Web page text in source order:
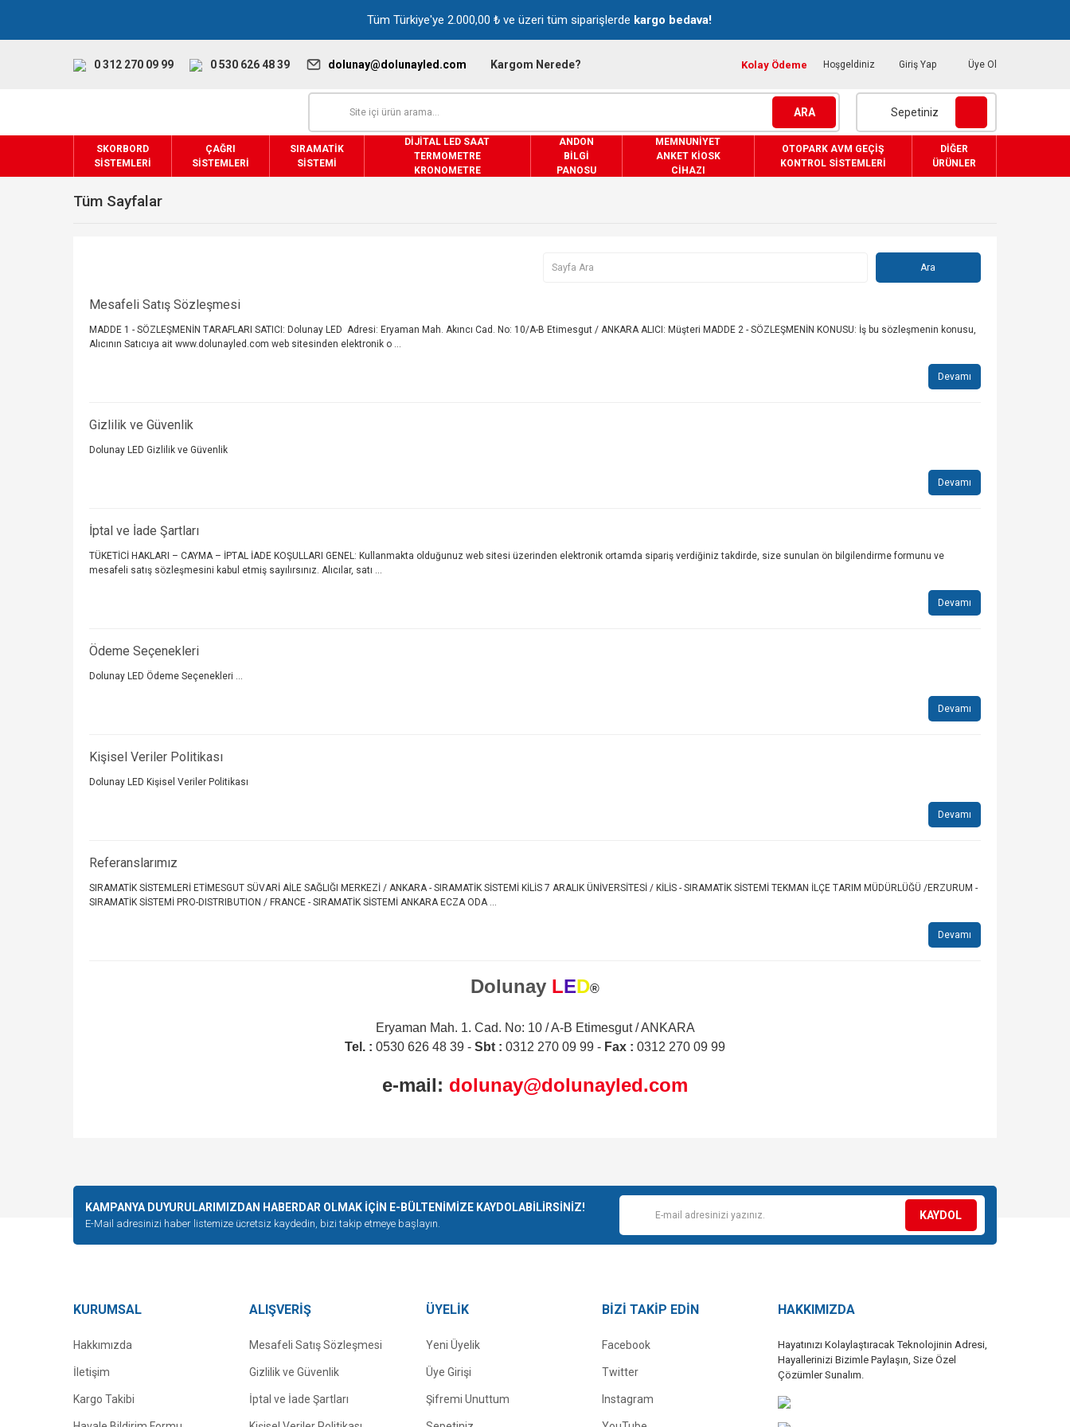
Tüm Türkiye'ye 2.000,00 ₺ ve üzeri tüm siparişlerde kargo bedava!
0 312 270 09 99 0 530 626 48 39 dolunay@dolunayled.com Kargom Nerede? Kolay Ödeme Hoşgeldiniz Giriş Yap Üye Ol
ARA Sepetiniz
SKORBORD
SISTEMLERI
ÇAĞRI
SISTEMLERI
SIRAMATIK
SISTEMI
DIJITAL LED SAAT
TERMOMETRE
KRONOMETRE
ANDON
BILGI
PANOSU
MEMNUNIYET
ANKET KIOSK
CIHAZI
OTOPARK AVM GEÇIŞ
KONTROL SISTEMLERI
DIĞER
ÜRÜNLER
Tüm Sayfalar
Mesafeli Satış Sözleşmesi
MADDE 1 - SÖZLEŞMENİN TARAFLARI SATICI: Dolunay LED Adresi: Eryaman Mah. Akıncı Cad. No: 10/A-B Etimesgut / ANKARA ALICI: Müşteri MADDE 2 - SÖZLEŞMENİN KONUSU: İş bu sözleşmenin konusu,
Alıcının Satıcıya ait www.dolunayled.com web sitesinden elektronik o ...
Devamı
Gizlilik ve Güvenlik
Dolunay LED Gizlilik ve Güvenlik
Devamı
İptal ve İade Şartları
TÜKETİCİ HAKLARI – CAYMA – İPTAL İADE KOŞULLARI GENEL: Kullanmakta olduğunuz web sitesi üzerinden elektronik ortamda sipariş verdiğiniz takdirde, size sunulan ön bilgilendirme formunu ve
mesafeli satış sözleşmesini kabul etmiş sayılırsınız. Alıcılar, satı ...
Devamı
Ödeme Seçenekleri
Dolunay LED Ödeme Seçenekleri ...
Devamı
Kişisel Veriler Politikası
Dolunay LED Kişisel Veriler Politikası
Devamı
Referanslarımız
SIRAMATİK SİSTEMLERİ ETİMESGUT SÜVARİ AİLE SAĞLIĞI MERKEZİ / ANKARA - SIRAMATİK SİSTEMİ KİLİS 7 ARALIK ÜNİVERSİTESİ / KİLİS - SIRAMATİK SİSTEMİ TEKMAN İLÇE TARIM MÜDÜRLÜĞÜ /ERZURUM -
SIRAMATİK SİSTEMİ PRO-DISTRIBUTION / FRANCE - SIRAMATİK SİSTEMİ ANKARA ECZA ODA ...
Devamı
Dolunay LED®
Eryaman Mah. 1. Cad. No: 10 / A-B Etimesgut / ANKARA
Tel. : 0530 626 48 39 - Sbt : 0312 270 09 99 - Fax : 0312 270 09 99
e-mail: dolunay@dolunayled.com
KAMPANYA DUYURULARIMIZDAN HABERDAR OLMAK İÇİN E-BÜLTENİMİZE KAYDOLABİLİRSİNİZ!
E-Mail adresinizi haber listemize ücretsiz kaydedin, bizi takip etmeye başlayın.
KAYDOL
KURUMSAL
Hakkımızda
İletişim
Kargo Takibi
ALIŞVERİŞ
Mesafeli Satış Sözleşmesi
Gizlilik ve Güvenlik
İptal ve İade Şartları
ÜYELİK
Yeni Üyelik
Üye Girişi
Şifremi Unuttum
BİZİ TAKİP EDİN
Facebook
Twitter
Instagram
HAKKIMIZDA
Hayatınızı Kolaylaştıracak Teknolojinin Adresi,
Hayallerinizi Bizimle Paylaşın, Size Özel
Çözümler Sunalım.